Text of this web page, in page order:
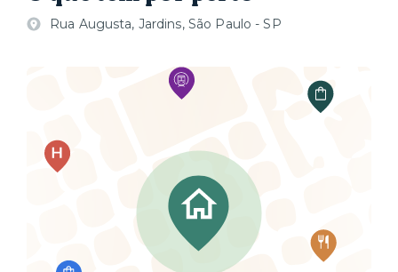
Rua Augusta, Jardins, São Paulo - SP